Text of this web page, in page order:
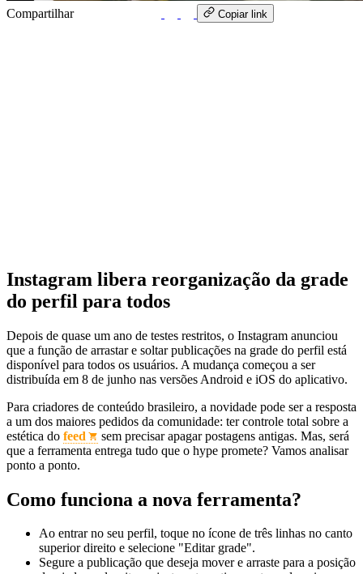
Compartilhar Copiar link
Instagram libera reorganização da grade
do perfil para todos
Depois de quase um ano de testes restritos, o Instagram anunciou
que a função de arrastar e soltar publicações na grade do perfil está
disponível para todos os usuários. A mudança começou a ser
distribuída em 8 de junho nas versões Android e iOS do aplicativo.
Para criadores de conteúdo brasileiro, a novidade pode ser a resposta
a um dos maiores pedidos da comunidade: ter controle total sobre a
estética do feed
sem precisar apagar postagens antigas. Mas, será
que a ferramenta entrega tudo que o hype promete? Vamos analisar
ponto a ponto.
Como funciona a nova ferramenta?
Ao entrar no seu perfil, toque no ícone de três linhas no canto
superior direito e selecione "Editar grade".
Segure a publicação que deseja mover e arraste para a posição